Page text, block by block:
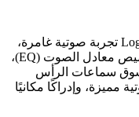
تقدم سماعات الرأس للألعاب من Logitech®‎ تجربة صوتية غامرة،
واتصالًا صوتيًا فائق الوضوح، وإمكانية تخصيص معادل الصوت (EQ)،
للصوت المحيطي 7.1. تسوق سماعات الرأس
مميزة، وإدراكًا مكانيًا